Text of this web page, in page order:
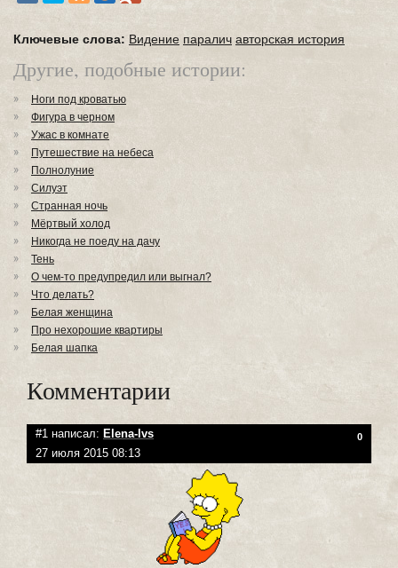
Ключевые слова: Видение паралич авторская история
Другие, подобные истории:
Ноги под кроватью
Фигура в черном
Ужас в комнате
Путешествие на небеса
Полнолуние
Силуэт
Странная ночь
Мёртвый холод
Никогда не поеду на дачу
Тень
О чем-то предупредил или выгнал?
Что делать?
Белая женщина
Про нехорошие квартиры
Белая шапка
Комментарии
#1 написал: Elena-lvs 0
27 июля 2015 08:13